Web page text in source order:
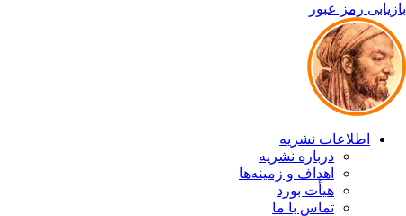
بازیابی رمز عبور
اطلاعات نشریه
درباره نشریه
اهداف و زمینه‌ها
هیأت بورد
تماس با ما